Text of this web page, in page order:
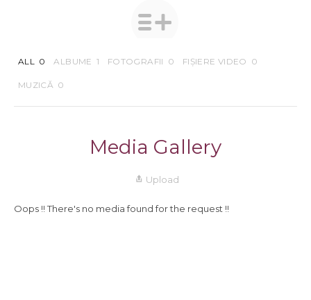
ALL 0 ALBUME 1 FOTOGRAFII 0 FIȘIERE VIDEO 0
MUZICĂ 0
Media Gallery
Upload
Oops !! There's no media found for the request !!